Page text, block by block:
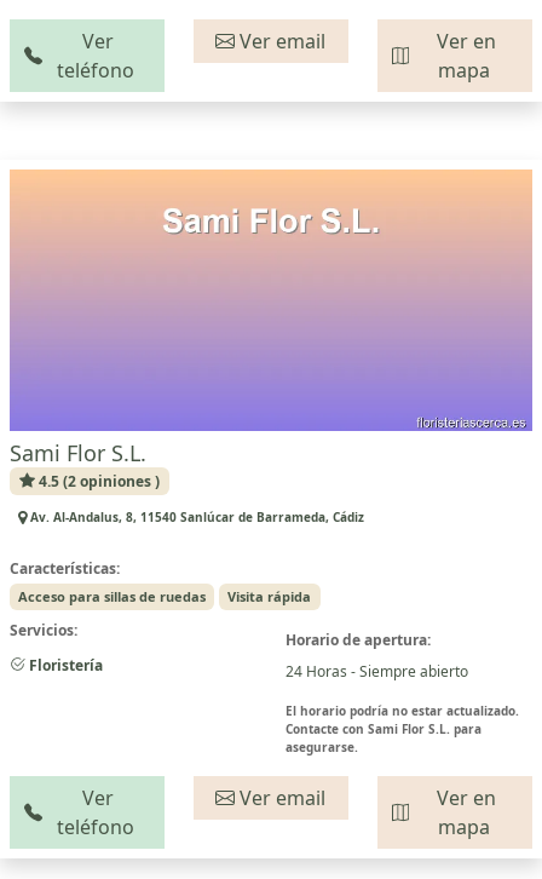
Ver
teléfono
Ver email
Ver en
mapa
Sami Flor S.L.
4.5 (2 opiniones )
Av. Al-Andalus, 8, 11540 Sanlúcar de Barrameda, Cádiz
Características:
Acceso para sillas de ruedas Visita rápida
Servicios:
Floristería
Horario de apertura:
24 Horas - Siempre abierto
El horario podría no estar actualizado.
Contacte con Sami Flor S.L. para
asegurarse.
Ver
teléfono
Ver email
Ver en
mapa